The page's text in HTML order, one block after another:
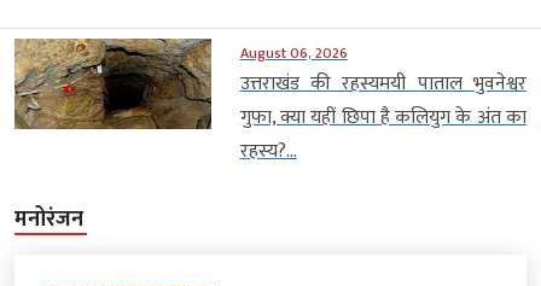
August 06, 2026
उत्तराखंड की रहस्यमयी पाताल भुवनेश्वर
गुफा, क्या यहीं छिपा है कलियुग के अंत का
रहस्य?...
मनोरंजन